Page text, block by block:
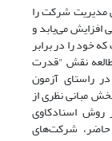
مدیریت شرکت را
افزایش می‌یابد و
خود را در برابر
نقش "قدرت
راستای آزمون
مبانی نظری از
اسنادکاوی
شرکت‌های